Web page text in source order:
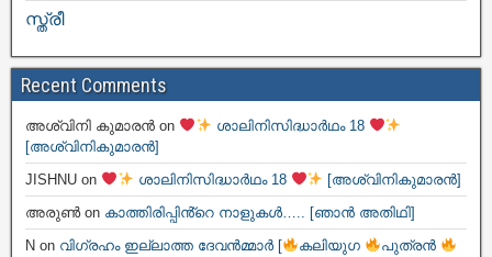
സ്ത്രീ
Recent Comments
അശ്വിനി കുമാരൻ on
ശാലിനിസിദ്ധാർഥം 18
[അശ്വിനികുമാരൻ]
JISHNU on ശാലിനിസിദ്ധാർഥം 18
[അശ്വിനികുമാരൻ]
അരുൺon കാത്തിരിപ്പിൻ്റെ നാളുകൾ….. [ഞാൻ അതിഥി]
N on വിഗ്രഹം ഇല്ലാത്ത ദേവൻമ്മാർ [ കലിയുഗ
പുത്രൻ